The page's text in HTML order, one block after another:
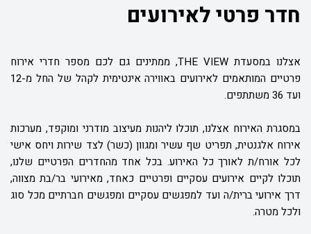
חדר פרטי לאירועים
אצלנו במסעדת THE VIEW, ממתינים גם לכם מספר חדרי אירוח
פרטיים המותאמים לאירועים באווירה אינטימית לקהל של החל מ-12
ועד 36 משתתפים.
במסגרת האירוח אצלנו, תוכלו ליהנות מעיצוב מודרני ומוקפד, מערכות
אירוח אלגנטית, תפריט שף עשיר ומגוון (כשר) לצד שירות ויחס אישי
לכל אורח/ת לאורך כל האירוע. בכל אחד מהחדרים הפרטיים שלנו,
תוכלו לקיים אירועים עסקיים ופרטיים כאחד, מאירועי בר/בת מצווה,
דרך אירועי ברית/ה ועד למפגשים עסקיים ומפגשים חברתיים מכל סוג
ולכל מטרה.